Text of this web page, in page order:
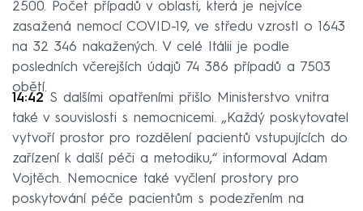
2500. Počet případů v oblasti, která je nejvíce
zasažená nemocí COVID-19, ve středu vzrostl o 1643
na 32 346 nakažených. V celé Itálii je podle
posledních včerejších údajů 74 386 případů a 7503
obětí.
14:42 S dalšími opatřeními přišlo Ministerstvo vnitra
také v souvislosti s nemocnicemi. „Každý poskytovatel
vytvoří prostor pro rozdělení pacientů vstupujících do
zařízení k další péči a metodiku,“ informoval Adam
Vojtěch. Nemocnice také vyčlení prostory pro
poskytování péče pacientům s podezřením na